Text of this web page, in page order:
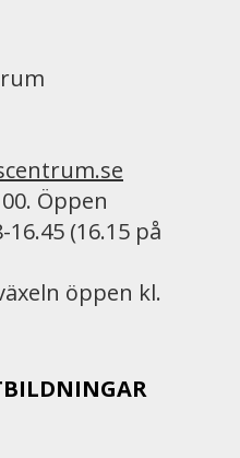
Öppen
(16.15 på
öppen kl.